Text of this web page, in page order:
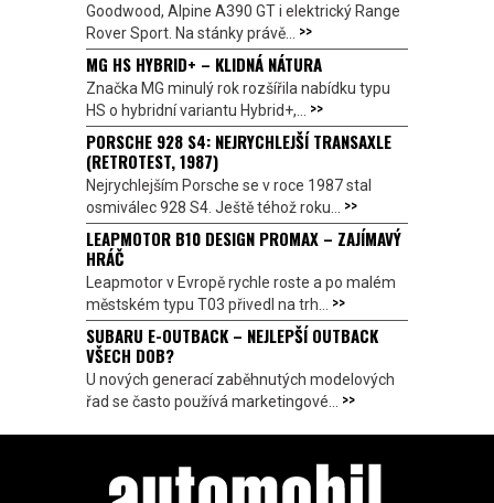
Goodwood, Alpine A390 GT i elektrický Range
Rover Sport. Na stánky právě... >>
MG HS HYBRID+ – KLIDNÁ NÁTURA
Značka MG minulý rok rozšířila nabídku typu
HS o hybridní variantu Hybrid+,... >>
PORSCHE 928 S4: NEJRYCHLEJŠÍ TRANSAXLE
(RETROTEST, 1987)
Nejrychlejším Porsche se v roce 1987 stal
osmiválec 928 S4. Ještě téhož roku... >>
LEAPMOTOR B10 DESIGN PROMAX – ZAJÍMAVÝ
HRÁČ
Leapmotor v Evropě rychle roste a po malém
městském typu T03 přivedl na trh... >>
SUBARU E-OUTBACK – NEJLEPŠÍ OUTBACK
VŠECH DOB?
U nových generací zaběhnutých modelových
řad se často používá marketingové... >>